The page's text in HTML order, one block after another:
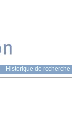
Historique de recherche